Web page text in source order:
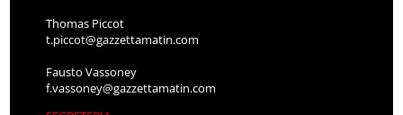
Thomas Piccot
t.piccot@gazzettamatin.com
Fausto Vassoney
f.vassoney@gazzettamatin.com